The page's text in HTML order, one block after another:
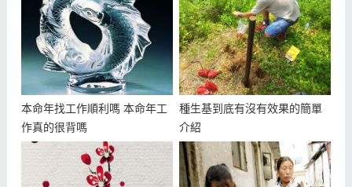
本命年找工作順利嗎 本命年工
作真的很背嗎
種生基到底有沒有效果的簡單
介紹